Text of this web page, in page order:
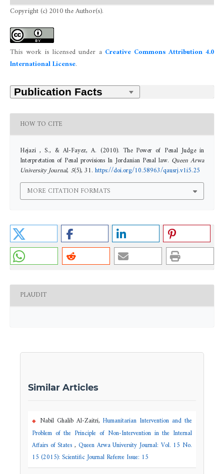
Copyright (c) 2010 the Author(s).
This work is licensed under a Creative Commons Attribution 4.0
International License.
HOW TO CITE
Hejazi , S., & Al-Fayez, A. (2010). The Power of Penal Judge in
Interpretation of Penal provisions In Jordanian Penal law. Queen Arwa
University Journal, 5(5), 31. https://doi.org/10.58963/qausrj.v1i5.25
MORE CITATION FORMATS
PLAUDIT
Similar Articles
Nabil Ghalib Al-Zaitri, Humanitarian Intervention and the
Problem of the Principle of Non-Intervention in the Internal
Affairs of States, Queen Arwa University Journal: Vol. 15 No.
15 (2015): Scientific Journal Referee Issue: 15